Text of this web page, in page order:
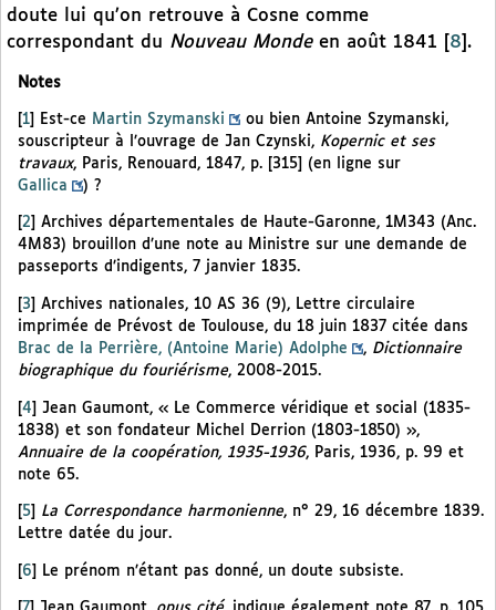
doute lui qu’on retrouve à Cosne comme
correspondant du Nouveau Mondeen août 1841 8 .
Notes
[1] Est-ce Martin Szymanski
ou bien Antoine Szymanski,
souscripteur à l’ouvrage de Jan Czynski, Kopernic et ses
travaux, Paris, Renouard, 1847, p. [315] (en ligne sur
Gallica
) ?
2
Archives départementales de Haute-Garonne, 1M343 (Anc.
4M83) brouillon d’une note au Ministre sur une demande de
passeports d’indigents, 7 janvier 1835.
3
Archives nationales, 10 AS 36 (9), Lettre circulaire
imprimée de Prévost de Toulouse, du 18 juin 1837 citée dans
Brac de la Perrière, (Antoine Marie) Adolphe
, Dictionnaire
biographique du fouriérisme, 2008-2015.
[4] Jean Gaumont, « Le Commerce véridique et social (1835-
1838) et son fondateur Michel Derrion (1803-1850) »,
Annuaire de la coopération, 1935-1936, Paris, 1936, p. 99 et
note 65.
5 La Correspondance harmonienne, n° 29, 16 décembre 1839.
Lettre datée du jour.
[6] Le prénom n’étant pas donné, un doute subsiste.